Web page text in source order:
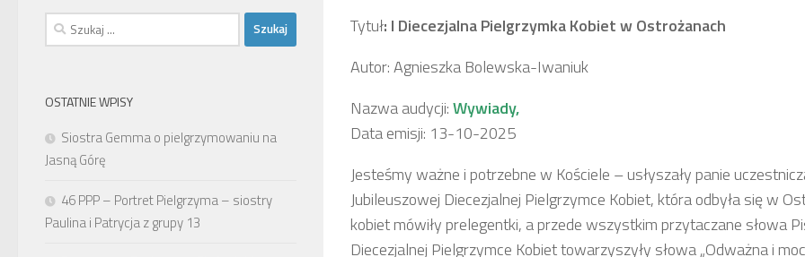
Tytuł: I Diecezjalna Pielgrzymka Kobiet w Ostrożanach
Autor: Agnieszka Bolewska-Iwaniuk
Nazwa audycji:Wywiady,
Data emisji: 13-10-2025
Jesteśmy ważne i potrzebne w Kościele – usłyszały panie
Jubileuszowej Diecezjalnej Pielgrzymce Kobiet, która odbyła się w
kobiet mówiły prelegentki, a przede wszystkim przytaczane słowa
Diecezjalnej Pielgrzymce Kobiet towarzyszyły słowa „Odważna i
Szukaj:
OSTATNIE WPISY
Siostra Gemma o pielgrzymowaniu na
Jasną Górę
46 PPP – Portret Pielgrzyma – siostry
Paulina i Patrycja z grupy 13